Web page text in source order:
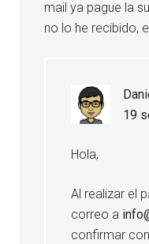
mail ya pague la
no lo he recibido,
19
Hola,
Al realizar el
correo a
confirmar